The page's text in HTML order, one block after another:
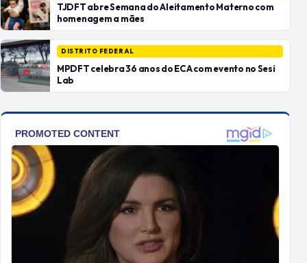
TJDFT abre Semana do Aleitamento Materno com
homenagem a mães
DISTRITO FEDERAL
MPDFT celebra 36 anos do ECA com evento no Sesi
Lab